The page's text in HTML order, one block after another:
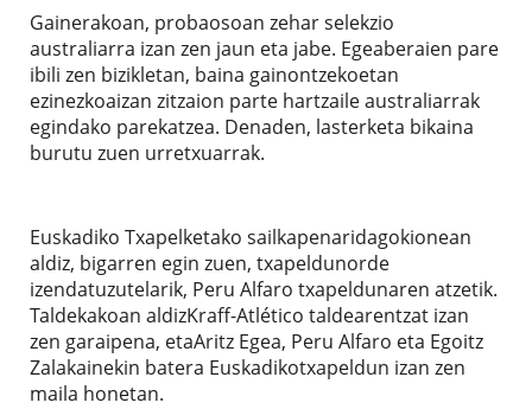
Gainerakoan, probaosoan zehar selekzio
australiarra izan zen jaun eta jabe. Egeaberaien pare
ibili zen bizikletan, baina gainontzekoetan
ezinezkoaizan zitzaion parte hartzaile australiarrak
egindako parekatzea. Denaden, lasterketa bikaina
burutu zuen urretxuarrak.
Euskadiko Txapelketako sailkapenaridagokionean
aldiz, bigarren egin zuen, txapeldunorde
izendatuzutelarik, Peru Alfaro txapeldunaren atzetik.
Taldekakoan aldizKraff-Atlético taldearentzat izan
zen garaipena, etaAritz Egea, Peru Alfaro eta Egoitz
Zalakainekin batera Euskadikotxapeldun izan zen
maila honetan.